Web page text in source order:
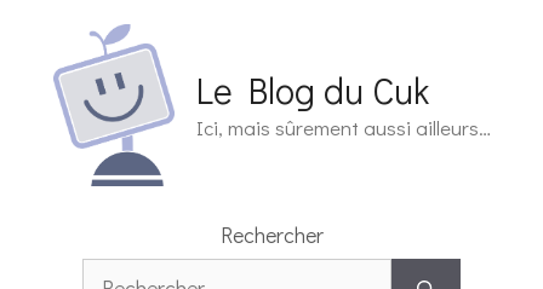
contenu
Le Blog du Cuk
Ici, mais sûrement aussi ailleurs…
Rechercher
Rechercher :